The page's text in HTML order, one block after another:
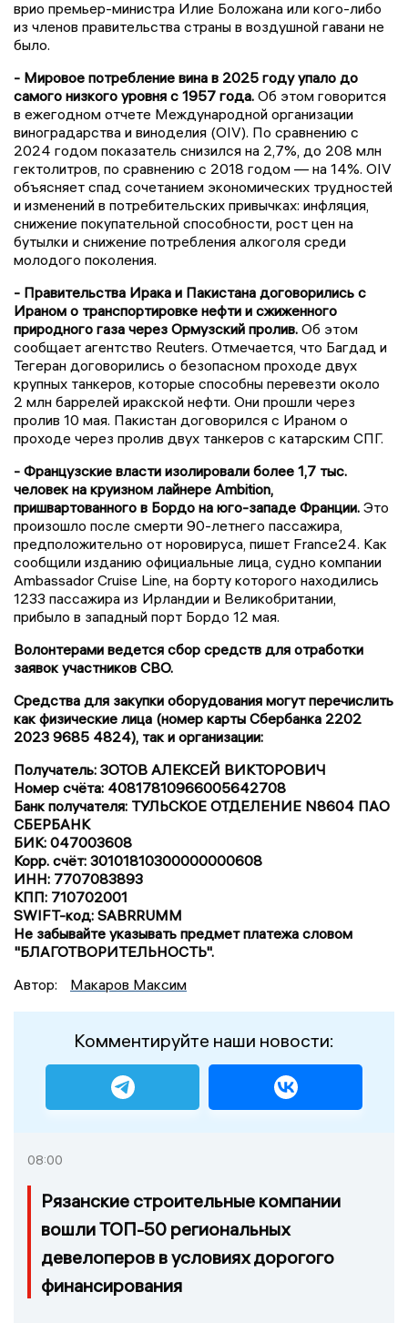
врио премьер-министра Илие Боложана или кого-либо
из членов правительства страны в воздушной гавани не
было.
- Мировое потребление вина в 2025 году упало до
самого низкого уровня с 1957 года. Об этом говорится
в ежегодном отчете Международной организации
виноградарства и виноделия (OIV). По сравнению с
2024 годом показатель снизился на 2,7%, до 208 млн
гектолитров, по сравнению с 2018 годом — на 14%. OIV
объясняет спад сочетанием экономических трудностей
и изменений в потребительских привычках: инфляция,
снижение покупательной способности, рост цен на
бутылки и снижение потребления алкоголя среди
молодого поколения.
- Правительства Ирака и Пакистана договорились с
Ираном о транспортировке нефти и сжиженного
природного газа через Ормузский пролив. Об этом
сообщает агентство Reuters. Отмечается, что Багдад и
Тегеран договорились о безопасном проходе двух
крупных танкеров, которые способны перевезти около
2 млн баррелей иракской нефти. Они прошли через
пролив 10 мая. Пакистан договорился с Ираном о
проходе через пролив двух танкеров с катарским СПГ.
- Французские власти изолировали более 1,7 тыс.
человек на круизном лайнере Ambition,
пришвартованного в Бордо на юго-западе Франции. Это
произошло после смерти 90-летнего пассажира,
предположительно от норовируса, пишет France24. Как
сообщили изданию официальные лица, судно компании
Ambassador Cruise Line, на борту которого находились
1233 пассажира из Ирландии и Великобритании,
прибыло в западный порт Бордо 12 мая.
Волонтерами ведется сбор средств для отработки
заявок участников СВО.
Средства для закупки оборудования могут перечислить
как физические лица (номер карты Сбербанка 2202
2023 9685 4824), так и организации:
Получатель: ЗОТОВ АЛЕКСЕЙ ВИКТОРОВИЧ
Номер счёта: 40817810966005642708
Банк получателя: ТУЛЬСКОЕ ОТДЕЛЕНИЕ N8604 ПАО
СБЕРБАНК
БИК: 047003608
Корр. счёт: 30101810300000000608
ИНН: 7707083893
КПП: 710702001
SWIFT-код: SABRRUMM
Не забывайте указывать предмет платежа словом
"БЛАГОТВОРИТЕЛЬНОСТЬ".
Автор:
Макаров Максим
Комментируйте наши новости:
08:00
Рязанские строительные компании
вошли ТОП-50 региональных
девелоперов в условиях дорогого
финансирования